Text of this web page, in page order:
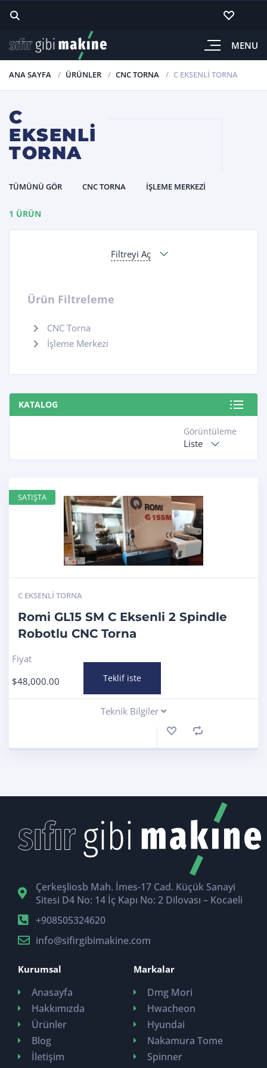
MENU
ANA SAYFA ÜRÜNLER CNC TORNA C EKSENLI TORNA
C
EKSENLI
TORNA
TÜMÜNÜ GÖR CNC TORNA İŞLEME MERKEZI
1 ÜRÜN
Filtreyi Aç
Ürün Filtreleme
CNC Torna
İşleme Merkezi
KATALOG
Görüntüleme
Liste
C EKSENLI TORNA
Romi GL15 SM C Eksenli 2 Spindle
Robotlu CNC Torna
Fiyat
$48,000.00 Teklif iste
Teknik Bilgiler
SATIŞTA
Çerkeşliosb Mah. İmes-17 Cad. Küçük Sanayi
Sitesi D4 No: 14 İç Kapı No: 2 Dilovası – Kocaeli
+908505324620
info@sifirgibimakine.com
Kurumsal
Anasayfa
Hakkımızda
Ürünler
Blog
İletişim
Markalar
Dmg Mori
Hwacheon
Hyundai
Nakamura Tome
Spinner